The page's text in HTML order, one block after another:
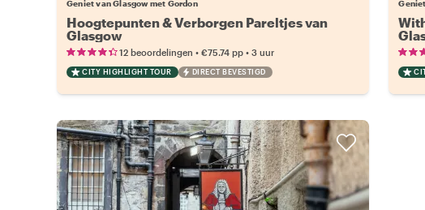
Geniet van Glasgow met Gordon
Hoogtepunten & Verborgen Pareltjes van
Glasgow
12 beoordelingen • €75.74 pp • 3 uur
CITY HIGHLIGHT TOUR DIRECT BEVESTIGD